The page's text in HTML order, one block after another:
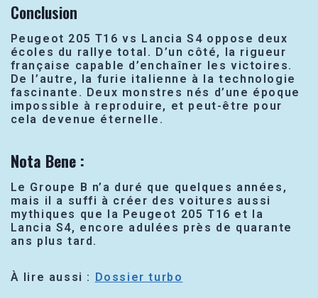
Conclusion
Peugeot 205 T16 vs Lancia S4 oppose deux
écoles du rallye total. D’un côté, la rigueur
française capable d’enchaîner les victoires.
De l’autre, la furie italienne à la technologie
fascinante. Deux monstres nés d’une époque
impossible à reproduire, et peut-être pour
cela devenue éternelle.
Nota Bene :
Le Groupe B n’a duré que quelques années,
mais il a suffi à créer des voitures aussi
mythiques que la Peugeot 205 T16 et la
Lancia S4, encore adulées près de quarante
ans plus tard.
À lire aussi : Dossier turbo